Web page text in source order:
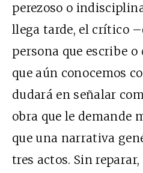
perezoso o
llega tarde, el crítico
persona que escribe
que aún conocemos
dudará en señalar
obra que le demande
que una narrativa
tres actos. Sin reparar,